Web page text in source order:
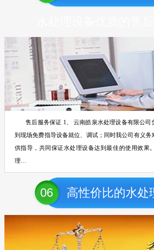
售后服务保证 1、 云南皓泉水处理设备有限公司
到现场免费指导设备就位、调试；同时我公司有义务
供指导，共同保证水处理设备达到最佳的使用效果
理…
06 高性价比的水处